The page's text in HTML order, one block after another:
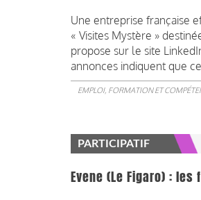
Une entreprise française
« Visites Mystère »
propose sur le site
annonces indiquent que
EMPLOI, FORMATION ET
PARTICIPATIF
Evene (Le Figaro) :